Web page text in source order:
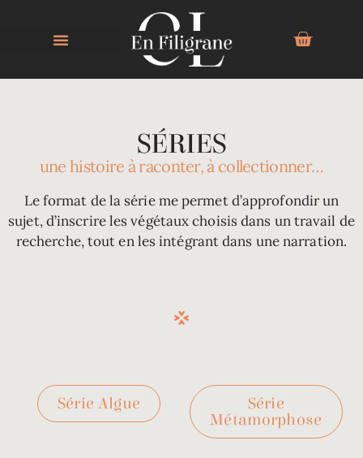
SÉRIES
une histoire à raconter, à collectionner…
Le format de la série me permet d’approfondir un
sujet, d’inscrire les végétaux choisis dans un travail de
recherche, tout en les intégrant dans une narration.
Série Algue
Série
Métamorphose